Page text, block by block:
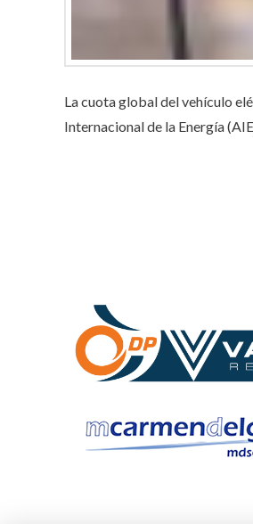
La cuota global del vehículo
Internacional de la Energía